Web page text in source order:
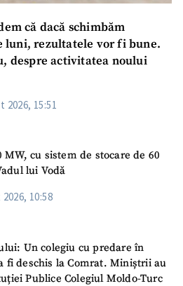
că dacă schimbăm
luni, rezultatele vor fi bune.
despre activitatea noului
2026, 15:51
cu sistem de stocare de 60
lui Vodă
10:58
Un colegiu cu predare în
fi deschis la Comrat. Miniștrii au
Publice Colegiul Moldo-Turc